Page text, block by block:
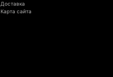
Доставка
Карта сайта